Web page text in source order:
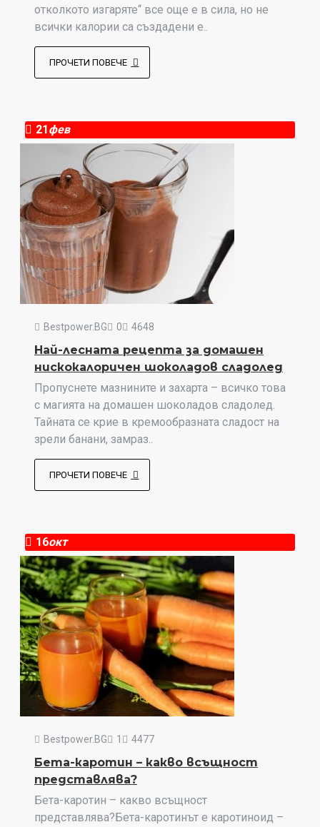
отколкото изгаряте“ все още е в сила, но не
всички калории са създадени е..
ПРОЧЕТИ ПОВЕЧЕ
21фев
Bestpower.BG 0 4648
Най-лесната рецепта за домашен
нискокалоричен шоколадов сладолед
Пропуснете мазнините и захарта – всичко това
с магията на домашен шоколадов сладолед.
Тайната се крие в кремообразната сладост на
зрели банани, замраз..
ПРОЧЕТИ ПОВЕЧЕ
16окт
Bestpower.BG 1 4477
Бета-каротин – какво всъщност
представлява?
Бета-каротин – какво всъщност
представлява?Бета-каротинът е каротиноид –